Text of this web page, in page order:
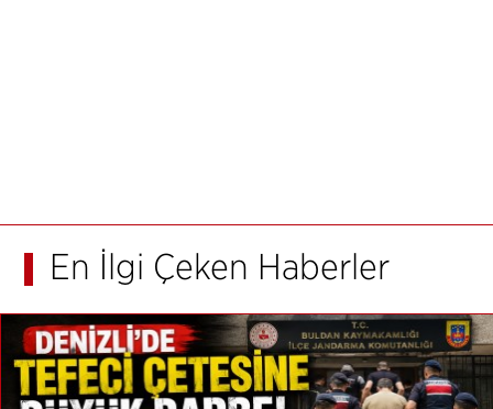
En İlgi Çeken Haberler